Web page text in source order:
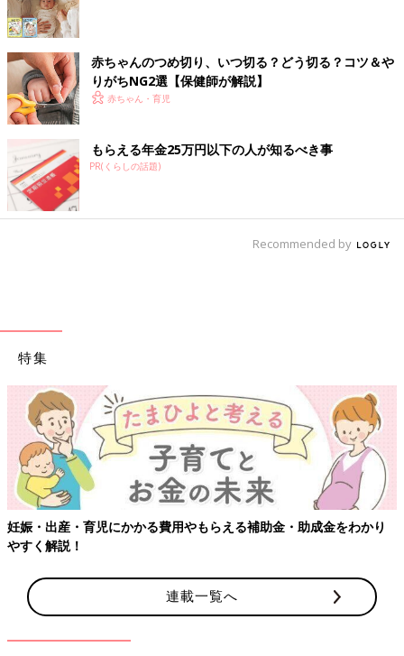
赤ちゃんのつめ切り、いつ切る？どう切る？コツ＆や
りがちNG2選【保健師が解説】
赤ちゃん・育児
もらえる年金25万円以下の人が知るべき事
PR(くらしの話題)
Recommended by
特集
妊娠・出産・育児にかかる費用やもらえる補助金・助成金をわかり
やすく解説！
連載一覧へ